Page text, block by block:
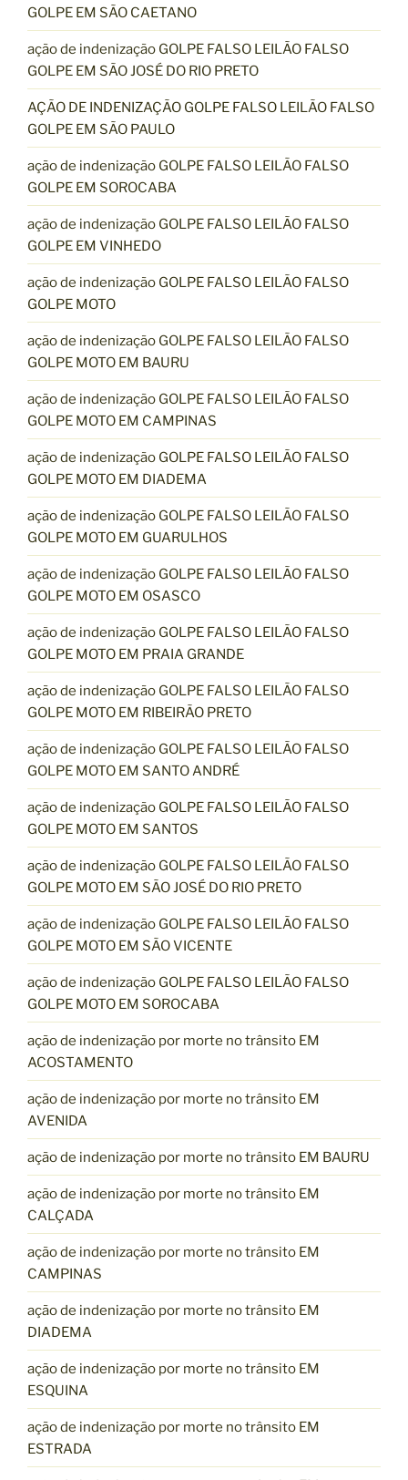
GOLPE EM SÃO CAETANO
ação de indenização GOLPE FALSO LEILÃO FALSO
GOLPE EM SÃO JOSÉ DO RIO PRETO
AÇÃO DE INDENIZAÇÃO GOLPE FALSO LEILÃO FALSO
GOLPE EM SÃO PAULO
ação de indenização GOLPE FALSO LEILÃO FALSO
GOLPE EM SOROCABA
ação de indenização GOLPE FALSO LEILÃO FALSO
GOLPE EM VINHEDO
ação de indenização GOLPE FALSO LEILÃO FALSO
GOLPE MOTO
ação de indenização GOLPE FALSO LEILÃO FALSO
GOLPE MOTO EM BAURU
ação de indenização GOLPE FALSO LEILÃO FALSO
GOLPE MOTO EM CAMPINAS
ação de indenização GOLPE FALSO LEILÃO FALSO
GOLPE MOTO EM DIADEMA
ação de indenização GOLPE FALSO LEILÃO FALSO
GOLPE MOTO EM GUARULHOS
ação de indenização GOLPE FALSO LEILÃO FALSO
GOLPE MOTO EM OSASCO
ação de indenização GOLPE FALSO LEILÃO FALSO
GOLPE MOTO EM PRAIA GRANDE
ação de indenização GOLPE FALSO LEILÃO FALSO
GOLPE MOTO EM RIBEIRÃO PRETO
ação de indenização GOLPE FALSO LEILÃO FALSO
GOLPE MOTO EM SANTO ANDRÉ
ação de indenização GOLPE FALSO LEILÃO FALSO
GOLPE MOTO EM SANTOS
ação de indenização GOLPE FALSO LEILÃO FALSO
GOLPE MOTO EM SÃO JOSÉ DO RIO PRETO
ação de indenização GOLPE FALSO LEILÃO FALSO
GOLPE MOTO EM SÃO VICENTE
ação de indenização GOLPE FALSO LEILÃO FALSO
GOLPE MOTO EM SOROCABA
ação de indenização por morte no trânsito EM
ACOSTAMENTO
ação de indenização por morte no trânsito EM
AVENIDA
ação de indenização por morte no trânsito EM BAURU
ação de indenização por morte no trânsito EM
CALÇADA
ação de indenização por morte no trânsito EM
CAMPINAS
ação de indenização por morte no trânsito EM
DIADEMA
ação de indenização por morte no trânsito EM
ESQUINA
ação de indenização por morte no trânsito EM
ESTRADA